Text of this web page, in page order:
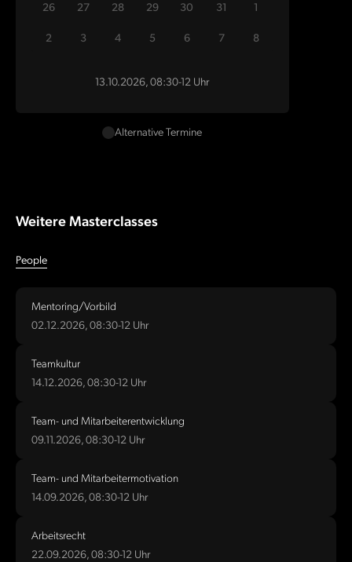
26 27 28 29 30 31 1
2 3 4 5 6 7 8
13.10.2026, 08:30-12 Uhr
Alternative Termine
Weitere Masterclasses
People
Mentoring/Vorbild
02.12.2026, 08:30-12 Uhr
Teamkultur
14.12.2026, 08:30-12 Uhr
Team- und Mitarbeiterentwicklung
09.11.2026, 08:30-12 Uhr
Team- und Mitarbeitermotivation
14.09.2026, 08:30-12 Uhr
Arbeitsrecht
22.09.2026, 08:30-12 Uhr